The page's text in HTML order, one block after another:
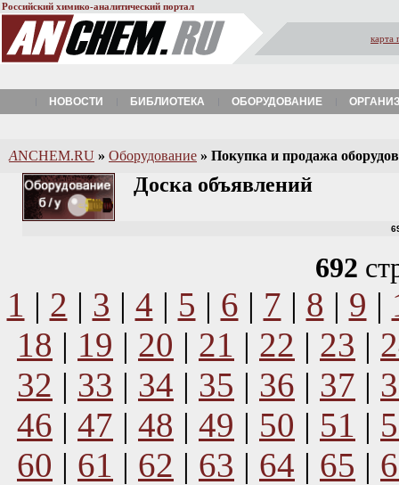
Российский химико-аналитический портал
карта
НОВОСТИ БИБЛИОТЕКА ОБОРУДОВАНИЕ
ANCHEM.RU » Оборудование » Покупка и продажа
Доска объявлений
692
1 | 2 | 3 | 4 | 5 | 6 | 7 | 8 | 9 |
18 | 19 | 20 | 21 | 22 | 23 |
32 | 33 | 34 | 35 | 36 | 37 |
46 | 47 | 48 | 49 | 50 | 51 |
60 | 61 | 62 | 63 | 64 | 65 |